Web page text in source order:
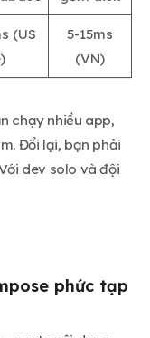
(US
5-15ms
(VN)
chạy nhiều app,
Đổi lại, bạn phải
dev solo và đội
phức tạp